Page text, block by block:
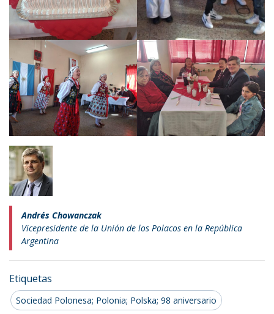
Andrés Chowanczak
Vicepresidente de la Unión de los Polacos en la República
Argentina
Etiquetas
Sociedad Polonesa; Polonia; Polska; 98 aniversario